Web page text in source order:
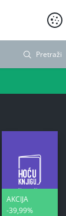
Pretraži
AKCIJA
-39,99%